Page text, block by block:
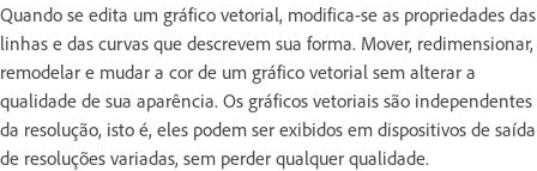
Quando se edita um gráfico vetorial, modifica-se as propriedades das
linhas e das curvas que descrevem sua forma. Mover, redimensionar,
remodelar e mudar a cor de um gráfico vetorial sem alterar a
qualidade de sua aparência. Os gráficos vetoriais são independentes
da resolução, isto é, eles podem ser exibidos em dispositivos de saída
de resoluções variadas, sem perder qualquer qualidade.